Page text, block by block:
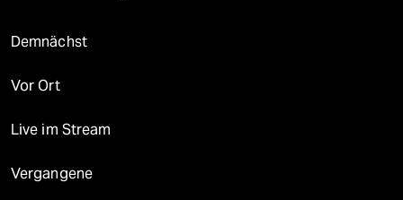
Demnächst
Vor Ort
Live im Stream
Vergangene